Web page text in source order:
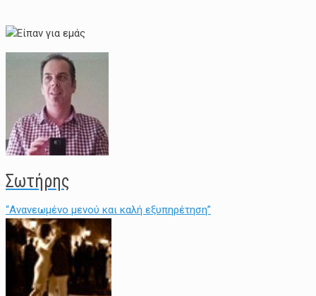
Σωτήρης
“Ανανεωμένο μενού και καλή εξυπηρέτηση”